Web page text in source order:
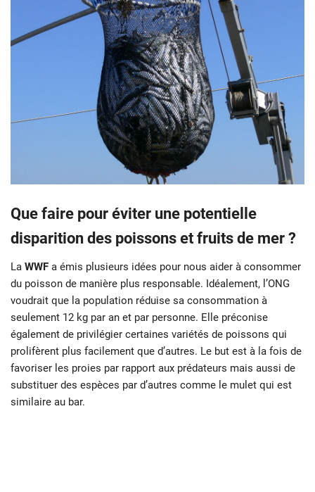
Que faire pour éviter une potentielle
disparition des poissons et fruits de mer ?
La WWF a émis plusieurs idées pour nous aider à consommer
du poisson de manière plus responsable. Idéalement, l’ONG
voudrait que la population réduise sa consommation à
seulement 12 kg par an et par personne. Elle préconise
également de privilégier certaines variétés de poissons qui
prolifèrent plus facilement que d’autres. Le but est à la fois de
favoriser les proies par rapport aux prédateurs mais aussi de
substituer des espèces par d’autres comme le mulet qui est
similaire au bar.